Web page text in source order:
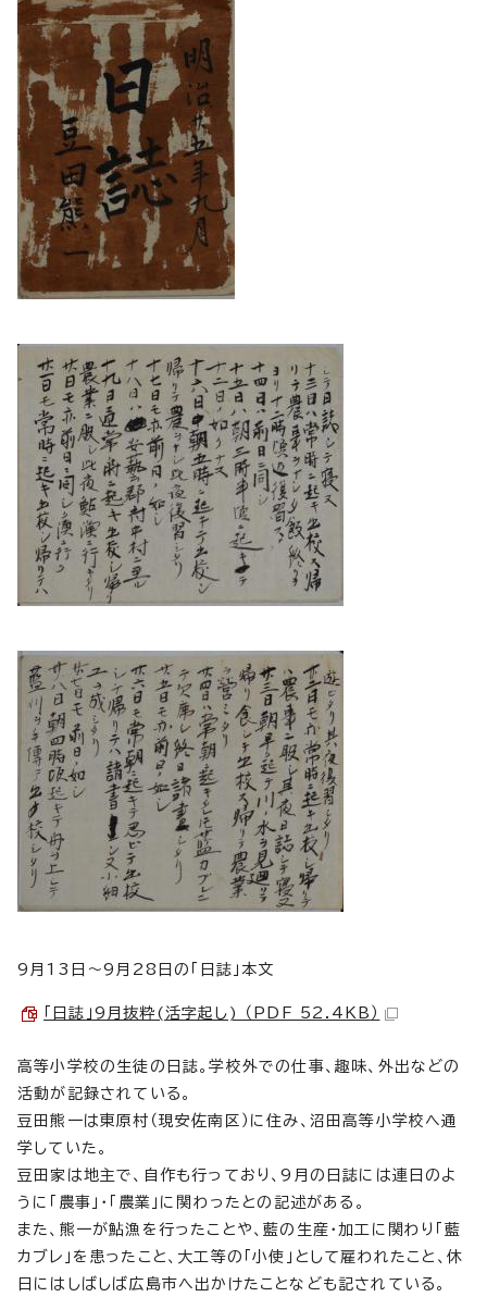
9月13日～9月28日の「日誌」本文
「日誌」9月抜粋(活字起し) （PDF 52.4KB）
高等小学校の生徒の日誌。学校外での仕事、趣味、外出などの
活動が記録されている。
豆田熊一は東原村（現安佐南区）に住み、沼田高等小学校へ通
学していた。
豆田家は地主で、自作も行っており、9月の日誌には連日のよ
うに「農事」・「農業」に関わったとの記述がある。
また、熊一が鮎漁を行ったことや、藍の生産・加工に関わり「藍
カブレ」を患ったこと、大工等の「小使」として雇われたこと、休
日にはしばしば広島市へ出かけたことなども記されている。